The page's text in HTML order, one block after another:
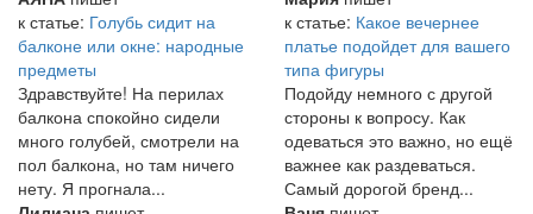
к статье: Голубь сидит на
балконе или окне: народные
предметы
Здравствуйте! На перилах
балкона спокойно сидели
много голубей, смотрели на
пол балкона, но там ничего
нету. Я прогнала...
к статье: Какое вечернее
платье подойдет для вашего
типа фигуры
Подойду немного с другой
стороны к вопросу. Как
одеваться это важно, но ещё
важнее как раздеваться.
Самый дорогой бренд...